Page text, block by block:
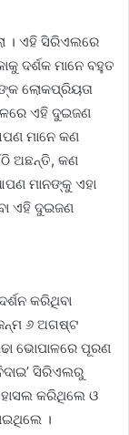
। ଏହି ସିରିଏଲରେ
ଦର୍ଶକ ମାନେ ବହୁତ
ଲୋକପ୍ରିୟତା
ଏହି ଦୁଇଜଣ
ମାନେ କଣ
ଅଛନ୍ତି, କଣ
ମାନଙ୍କୁ ଏହା
ଏହି ଦୁଇଜଣ
କରିଥିବା
ଜନ୍ମ ୬ ଅଗଷ୍ଟ
ଭୋପାଳରେ ପୂରଣ
ସିରିଏଲରୁ
କରିଥିଲେ ଓ
।